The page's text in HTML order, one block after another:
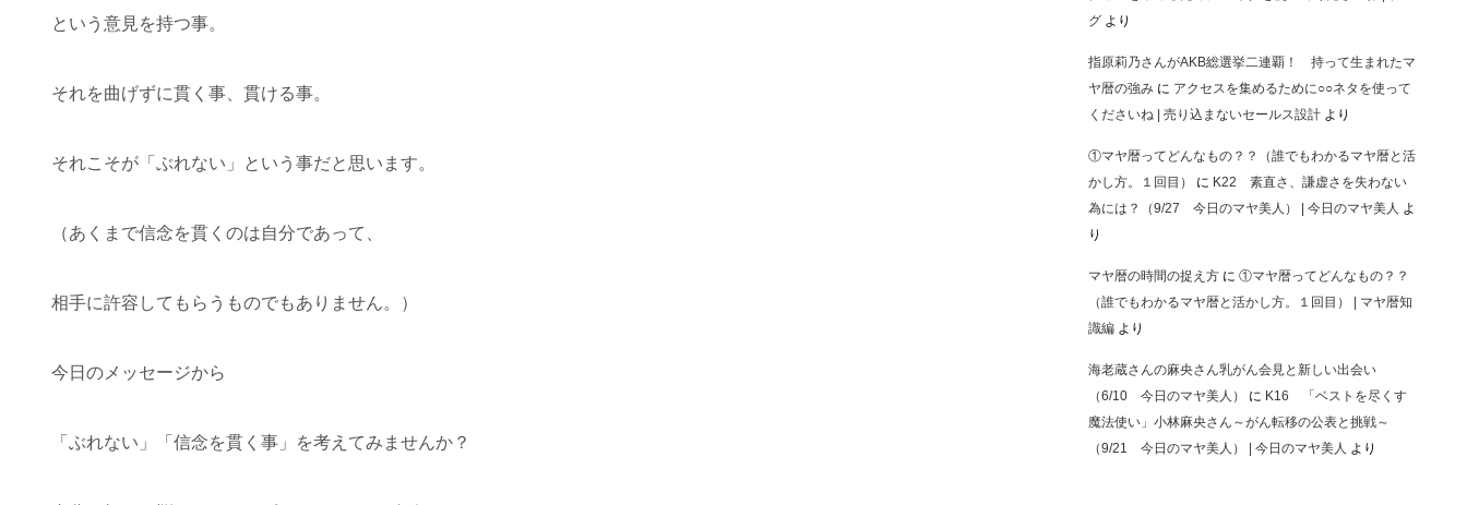
という意見を持つ事。
それを曲げずに貫く事、貫ける事。
それこそが「ぶれない」という事だと思います。
（あくまで信念を貫くのは自分であって、
相手に許容してもらうものでもありません。）
今日のメッセージから
「ぶれない」「信念を貫く事」を考えてみませんか？
グ より
指原莉乃さんがAKB総選挙二連覇！ 持って生まれたマ
ヤ暦の強み に アクセスを集めるために○○ネタを使って
くださいね | 売り込まないセールス設計 より
①マヤ暦ってどんなもの？？（誰でもわかるマヤ暦と活
かし方。１回目）
に K22 素直さ、謙虚さを失わない
為には？（9/27 今日のマヤ美人） | 今日のマヤ美人 よ
り
マヤ暦の時間の捉え方 に ①マヤ暦ってどんなもの？？
（誰でもわかるマヤ暦と活かし方。１回目） | マヤ暦知
識編 より
海老蔵さんの麻央さん乳がん会見と新しい出会い
（6/10 今日のマヤ美人）
に K16 「ベストを尽くす
魔法使い」小林麻央さん～がん転移の公表と挑戦～
（9/21 今日のマヤ美人） | 今日のマヤ美人 より